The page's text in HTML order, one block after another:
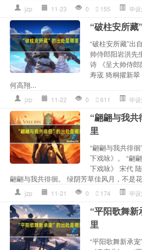
jzp 11-23 0 155 毕
“破柱安所
“破柱安所藏”出
帅侍郎阳岩洪先
诗 《呈大帅侍
寿宬 猗桐擢新
何高翔...
jzp 11-22 0 611 毕
“翩翩与我
里
“翩翩与我共徘
下戏咏》。 “翩
下戏咏》 宋代
翩翩与我共徘徊。 绿阴芳草佳风月，不是
jzp 11-21 0 174 毕
“平阳歌舞
里
“平阳歌舞新承